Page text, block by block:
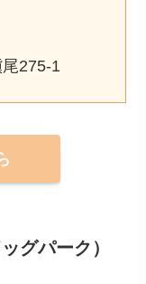
275-1
グパーク）